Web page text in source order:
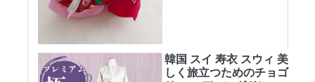
韓国 スイ 寿衣 スウィ 美
しく旅立つためのチョゴ